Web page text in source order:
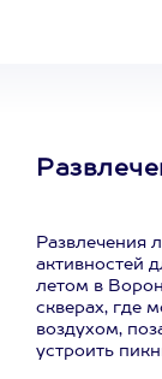
Развлечения
активностей
летом в
скверах, где
воздухом,
устроить